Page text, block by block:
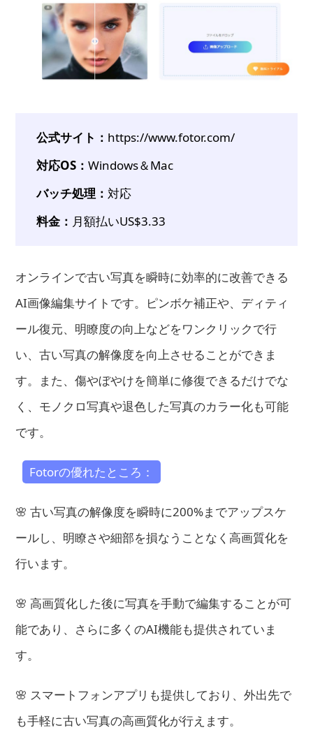
公式サイト： https://www.fotor.com/
対応OS：Windows＆Mac
バッチ処理：対応
料金： 月額払いUS$3.33
オンラインで古い写真を瞬時に効率的に改善できる
AI画像編集サイトです。ピンボケ補正や、ディティ
ール復元、明瞭度の向上などをワンクリックで行
い、古い写真の解像度を向上させることができま
す。また、傷やぼやけを簡単に修復できるだけでな
く、モノクロ写真や退色した写真のカラー化も可能
です。
Fotorの優れたところ：
🌸 古い写真の解像度を瞬時に200%までアップスケ
ールし、明瞭さや細部を損なうことなく高画質化を
行います。
🌸 高画質化した後に写真を手動で編集することが可
能であり、さらに多くのAI機能も提供されていま
す。
🌸 スマートフォンアプリも提供しており、外出先で
も手軽に古い写真の高画質化が行えます。